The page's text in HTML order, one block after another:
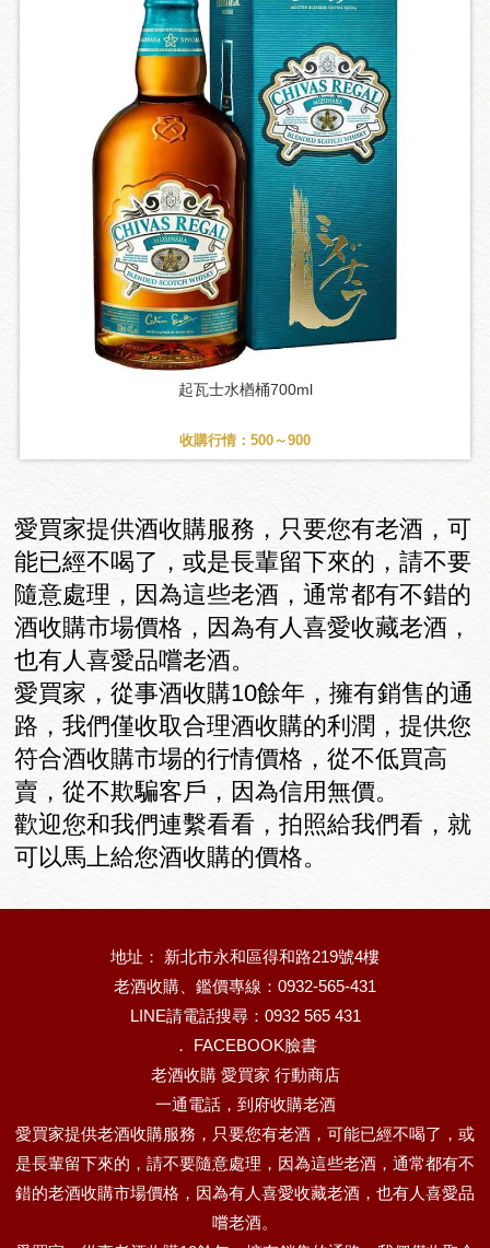
起瓦士水楢桶700ml
收購行情：500～900
愛買家提供酒收購服務，只要您有老酒，可
能已經不喝了，或是長輩留下來的，請不要
隨意處理，因為這些老酒，通常都有不錯的
酒收購市場價格，因為有人喜愛收藏老酒，
也有人喜愛品嚐老酒。
愛買家，從事酒收購10餘年，擁有銷售的通
路，我們僅收取合理酒收購的利潤，提供您
符合酒收購市場的行情價格，從不低買高
賣，從不欺騙客戶，因為信用無價。
歡迎您和我們連繫看看，拍照給我們看，就
可以馬上給您酒收購的價格。
地址： 新北市永和區得和路219號4樓
老酒收購、鑑價專線：0932-565-431
LINE請電話搜尋：0932 565 431
． FACEBOOK臉書
老酒收購 愛買家 行動商店
一通電話，到府收購老酒
愛買家提供老酒收購服務，只要您有老酒，可能已經不喝了，或
是長輩留下來的，請不要隨意處理，因為這些老酒，通常都有不
錯的老酒收購市場價格，因為有人喜愛收藏老酒，也有人喜愛品
嚐老酒。